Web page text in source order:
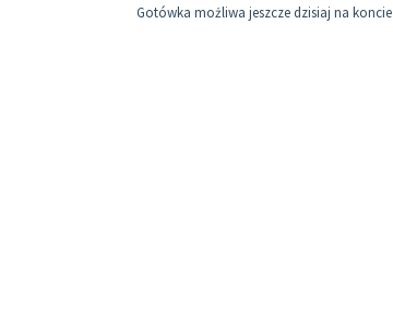
Gotówka możliwa jeszcze dzisiaj na koncie